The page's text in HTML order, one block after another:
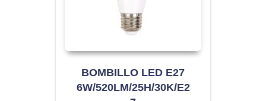
BOMBILLO LED E27
6W/520LM/25H/30K/E2